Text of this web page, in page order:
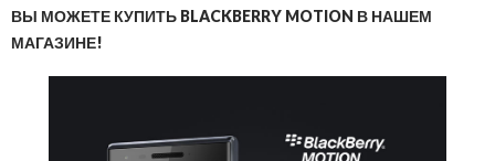
ВЫ МОЖЕТЕ КУПИТЬ BLACKBERRY MOTION В НАШЕМ
МАГАЗИНЕ!